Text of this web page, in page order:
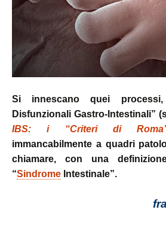
Si innescano quei
Disfunzionali Gastro-Intestinali”
IBS: i “Criteri di
immancabilmente a quadri
chiamare, con una
“Sindrome Intestinale”.